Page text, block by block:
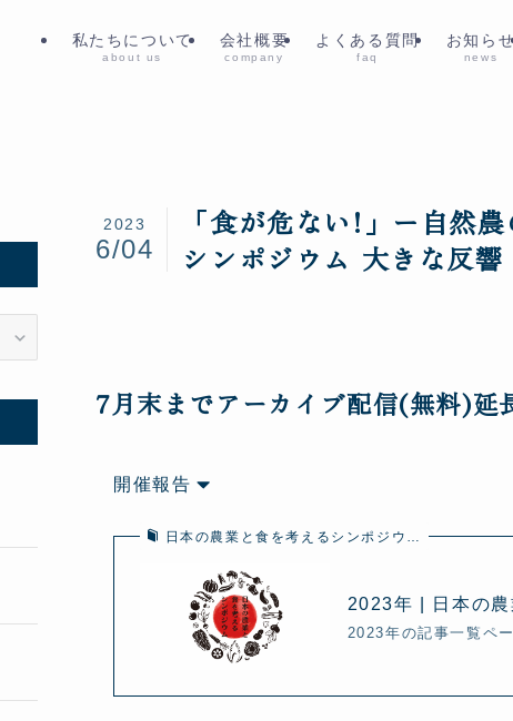
私たちについて
about us
会社概要
company
よくある質問
faq
お知ら
news
「食が危ない!」ー自然
シンポジウム 大きな反響
2023
6/04
7月末までアーカイブ配信(無料)延
開催報告
日本の農業と食を考えるシンポジウ…
2023年 | 日本の農
2023年の記事一覧ペー